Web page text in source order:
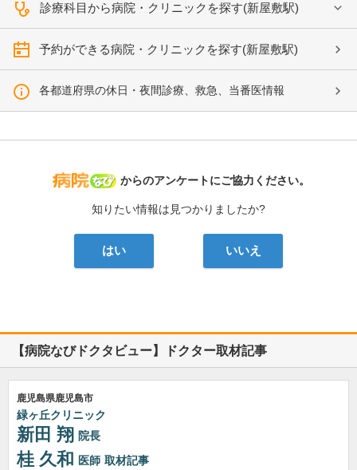
診療科目から病院・クリニックを探す(新屋敷駅)
予約ができる病院・クリニックを探す(新屋敷駅)
各都道府県の休日・夜間診療、救急、当番医情報
病院なび
からのアンケートにご協力ください。
知りたい情報は見つかりましたか?
はい いいえ
【病院なびドクタビュー】ドクター取材記事
鹿児島県鹿児島市
緑ヶ丘クリニック
新田 翔 院長
桂 久和 医師 取材記事